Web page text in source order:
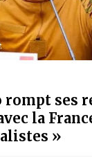
rompt ses
la
»